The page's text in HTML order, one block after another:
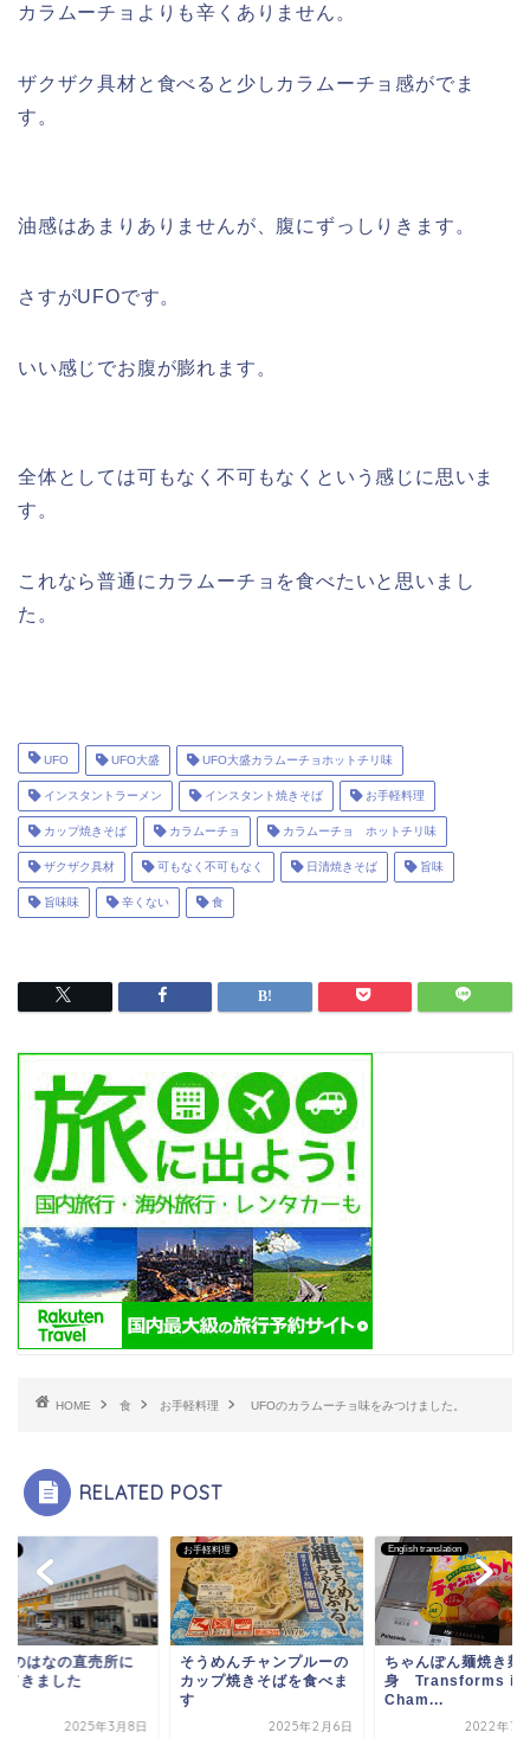
カラムーチョよりも辛くありません。
ザクザク具材と食べると少しカラムーチョ感がでま
す。
油感はあまりありませんが、腹にずっしりきます。
さすがUFOです。
いい感じでお腹が膨れます。
全体としては可もなく不可もなくという感じに思いま
す。
これなら普通にカラムーチョを食べたいと思いまし
た。
UFO UFO大盛 UFO大盛カラムーチョホットチリ味
インスタントラーメン インスタント焼きそば お手軽料理
カップ焼きそば カラムーチョ カラムーチョ ホットチリ味
ザクザク具材 可もなく不可もなく 日清焼きそば 旨味
旨味味 辛くない 食
HOME 食 お手軽料理 UFOのカラムーチョ味をみつけました。
RELATED POST
のはなの直売所に
てきました
2025年3月8日
お手軽料理
そうめんチャンプルーの
カップ焼きそばを食べま
す
2025年2月6日
English translation
ちゃんぽん麺焼き麺
身 Transforms
Cham...
2022年7